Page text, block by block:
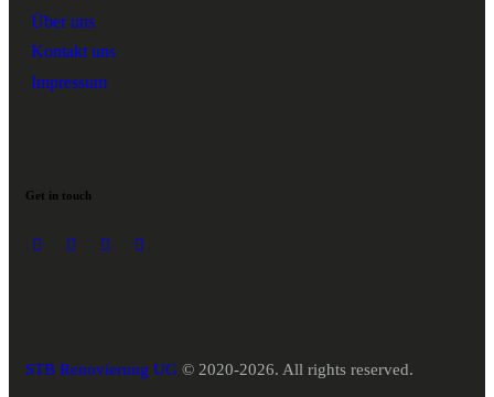
Über uns
Kontakt uns
Impressum
Get in touch
STB Renovierung UG © 2020-2026. All rights reserved.